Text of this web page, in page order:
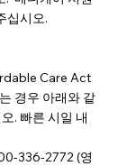
십시오.
Care Act
경우 아래와 같
. 빠른 시일 내
336-2772 (영